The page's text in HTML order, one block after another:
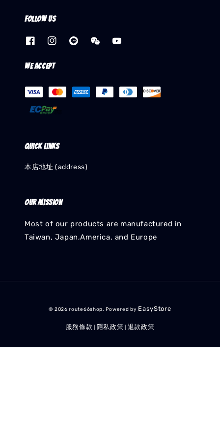
Follow us
We accept
Quick links
本店地址 (address)
Our mission
Most of our products are manufactured in
Taiwan, Japan,America, and Europe
© 2026 route66shop. Powered by EasyStore
服務條款 隱私政策 退款政策